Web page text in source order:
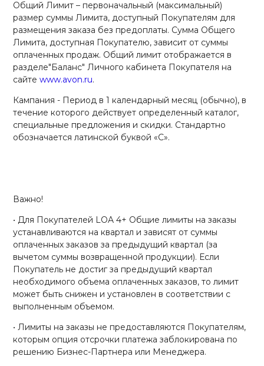
Общий Лимит – первоначальный (максимальный)
размер суммы Лимита, доступный Покупателям для
размещения заказа без предоплаты. Сумма Общего
Лимита, доступная Покупателю, зависит от суммы
оплаченных продаж. Общий лимит отображается в
разделе"Баланс" Личного кабинета Покупателя на
сайтеwww.avon.ru.
Кампания - Период в 1 календарный месяц (обычно), в
течение которого действует определенный каталог,
специальные предложения и скидки. Стандартно
обозначается латинской буквой «C».
Важно!
• Для Покупателей LOA 4+ Общие лимиты на заказы
устанавливаются на квартал и зависят от суммы
оплаченных заказов за предыдущий квартал (за
вычетом суммы возвращенной продукции). Если
Покупатель не достиг за предыдущий квартал
необходимого объема оплаченных заказов, то лимит
может быть снижен и установлен в соответствии с
выполненным объемом.
• Лимиты на заказы не предоставляются Покупателям,
которым опция отсрочки платежа заблокирована по
решению Бизнес-Партнера или Менеджера.